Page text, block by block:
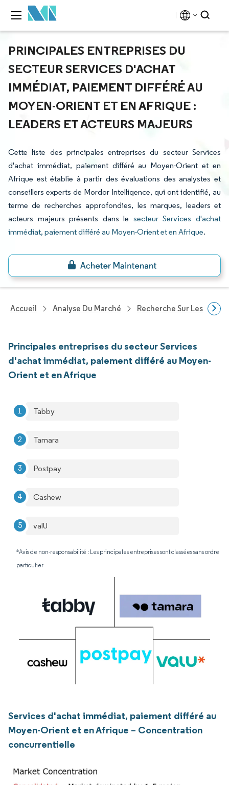
PRINCIPALES ENTREPRISES DU
SECTEUR SERVICES D'ACHAT
IMMÉDIAT, PAIEMENT DIFFÉRÉ AU
MOYEN-ORIENT ET EN AFRIQUE :
LEADERS ET ACTEURS MAJEURS
Cette liste des principales entreprises du secteur Services
d'achat immédiat, paiement différé au Moyen-Orient et en
Afrique est établie à partir des évaluations des analystes et
conseillers experts de Mordor Intelligence, qui ont identifié, au
terme de recherches approfondies, les marques, leaders et
acteurs majeurs présents dans le secteur Services d'achat
immédiat, paiement différé au Moyen-Orient et en Afrique.
Accueil Analyse Du Marché Recherche Sur Les
Principales entreprises du secteur Services
d'achat immédiat, paiement différé au Moyen-
Orient et en Afrique
Tabby
Tamara
Postpay
Cashew
valU
*Avis de non-responsabilité : Les principales entreprises sont classées sans ordre
particulier
Services d'achat immédiat, paiement différé au
Moyen-Orient et en Afrique – Concentration
concurrentielle